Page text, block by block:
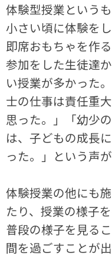
体験型授業という
小さい頃に体験を
即席おもちゃを作
参加をした生徒達
い授業が多かった
士の仕事は責任重
思った。」「幼少
は、子どもの成長
った。」という声
体験授業の他にも
たり、授業の様子
普段の様子を見る
間を過ごすことが出